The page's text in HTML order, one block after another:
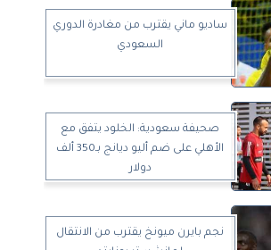
ساديو ماني يقترب من مغادرة الدوري
السعودي
صحيفة سعودية: الخلود يتفق مع
الأهلي على ضم أليو ديانج بـ350 ألف
دولار
نجم بايرن ميونخ يقترب من الانتقال